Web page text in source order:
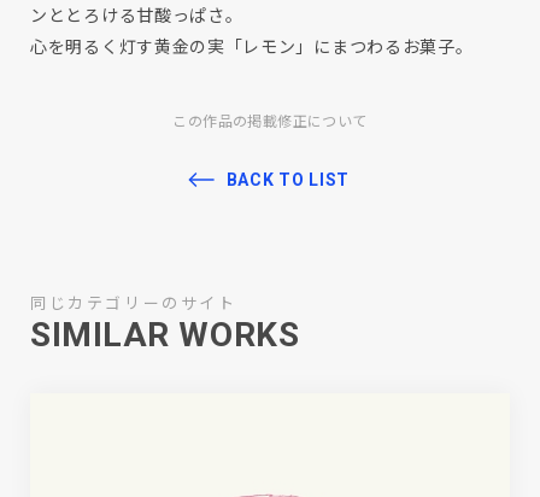
ンととろける甘酸っぱさ。
心を明るく灯す黄金の実「レモン」にまつわるお菓子。
この作品の掲載修正について
BACK TO LIST
同じカテゴリーのサイト
SIMILAR WORKS